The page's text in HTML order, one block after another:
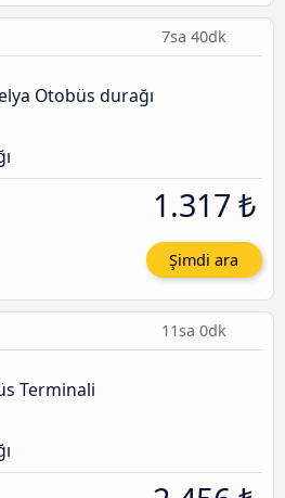
7sa 40dk
Otobüs durağı
1.317 ₺
Şimdi ara
11sa 0dk
Terminali